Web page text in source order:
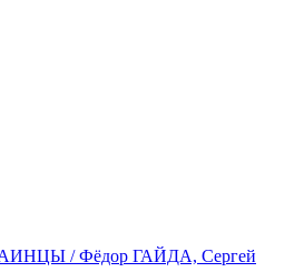
/ Фёдор ГАЙДА, Сергей